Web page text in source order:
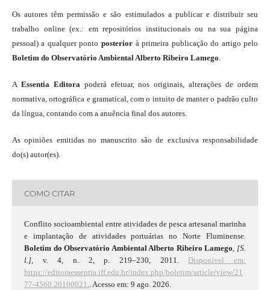
Os autores têm permissão e são estimulados a publicar e distribuir seu
trabalho online (ex.: em repositórios institucionais ou na sua página
pessoal) a qualquer ponto posterior à primeira publicação do artigo pelo
Boletim do Observatório Ambiental Alberto Ribeiro Lamego.
A Essentia Editorapoderá efetuar, nos originais, alterações de ordem
normativa, ortográfica e gramatical, com o intuito de manter o padrão culto
da língua, contando com a anuência final dos autores.
As opiniões emitidas no manuscrito são de exclusiva responsabilidade
do(s) autor(es).
COMO CITAR
Conflito socioambiental entre atividades de pesca artesanal marinha
e implantação de atividades portuárias no Norte Fluminense.
Boletim do Observatório Ambiental Alberto Ribeiro Lamego, [S.
l.], v. 4, n. 2, p. 219–230, 2011. Disponível em:
https://editoraessentia.iff.edu.br/index.php/boletim/article/view/21
77-4560.20100021.. Acesso em: 9 ago. 2026.